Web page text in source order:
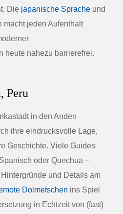
Die japanische Sprache und
macht jeden Aufenthalt
heute nahezu barrierefrei.
Peru
in den Anden
ihre eindrucksvolle Lage,
Geschichte. Viele Guides
oder Quechua –
und Details am
Dolmetschen ins Spiel
in Echtzeit von (fast)